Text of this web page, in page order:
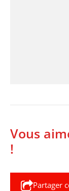
Vous
!
Partager